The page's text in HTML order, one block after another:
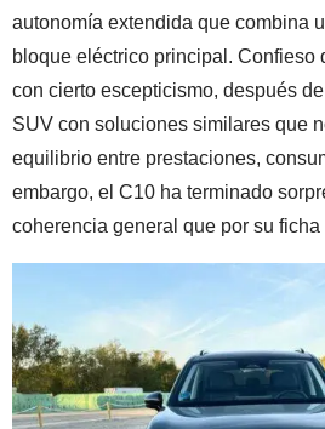
autonomía extendida que combina
bloque eléctrico principal. Confieso
con cierto escepticismo, después
SUV con soluciones similares que
equilibrio entre prestaciones,
embargo, el C10 ha terminado
coherencia general que por su ficha